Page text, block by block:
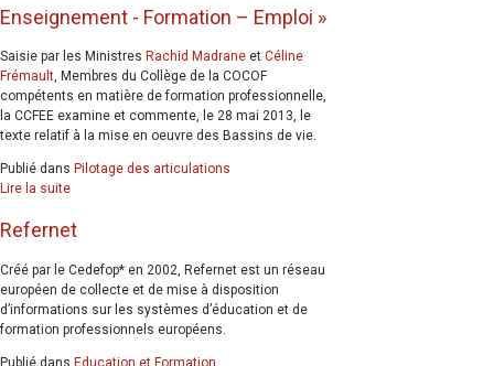
Enseignement - Formation – Emploi »
Saisie par les Ministres Rachid Madrane et Céline
Frémault, Membres du Collège de la COCOF
compétents en matière de formation professionnelle,
la CCFEE examine et commente, le 28 mai 2013, le
texte relatif à la mise en oeuvre des Bassins de vie.
Publié dans Pilotage des articulations
Lire la suite
Refernet
Créé par le Cedefop* en 2002, Refernet est un réseau
européen de collecte et de mise à disposition
d’informations sur les systèmes d’éducation et de
formation professionnels européens.
Publié dans Education et Formation